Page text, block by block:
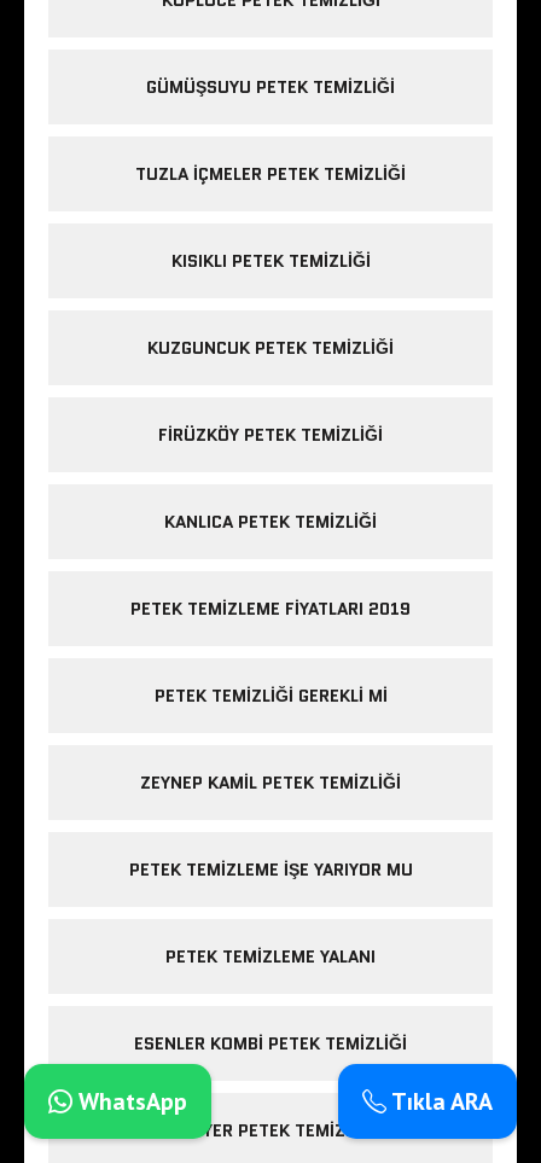
GÜMÜŞSUYU PETEK TEMIZLIĞI
TUZLA IÇMELER PETEK TEMIZLIĞI
KISIKLI PETEK TEMIZLIĞI
KUZGUNCUK PETEK TEMIZLIĞI
FIRÜZKÖY PETEK TEMIZLIĞI
KANLICA PETEK TEMIZLIĞI
PETEK TEMIZLEME FIYATLARI 2019
PETEK TEMIZLIĞI GEREKLI MI
ZEYNEP KAMIL PETEK TEMIZLIĞI
PETEK TEMIZLEME IŞE YARIYOR MU
PETEK TEMIZLEME YALANI
ESENLER KOMBI PETEK TEMIZLIĞI
SARIYER PETEK TEMIZLIĞI
Tıkla ARA
WhatsApp